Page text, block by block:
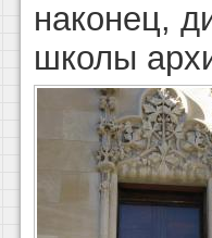
наконец,
школы